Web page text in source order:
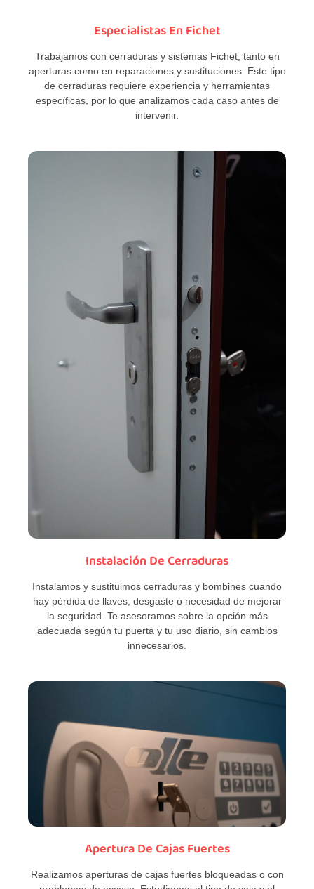
Especialistas En Fichet
Trabajamos con cerraduras y sistemas Fichet, tanto en
aperturas como en reparaciones y sustituciones. Este tipo
de cerraduras requiere experiencia y herramientas
específicas, por lo que analizamos cada caso antes de
intervenir.
Instalación De Cerraduras
Instalamos y sustituimos cerraduras y bombines cuando
hay pérdida de llaves, desgaste o necesidad de mejorar
la seguridad. Te asesoramos sobre la opción más
adecuada según tu puerta y tu uso diario, sin cambios
innecesarios.
Apertura De Cajas Fuertes
Realizamos aperturas de cajas fuertes bloqueadas o con